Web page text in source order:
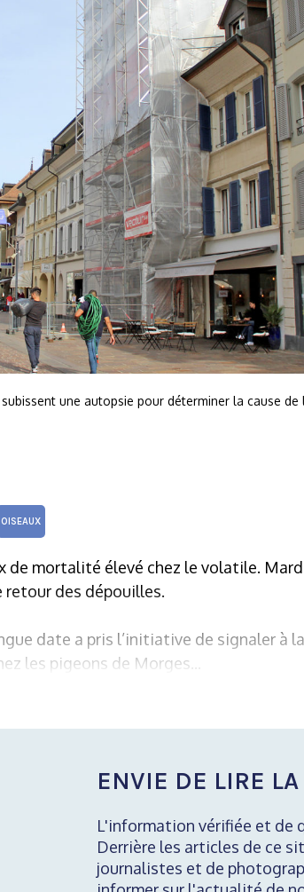
une autopsie pour déterminer la cause de
OISEAUX
de mortalité élevé chez le volatile.
retour des dépouilles.
date a pris l’initiative de signaler à
les pigeons de Morges...
ENVIE DE LIRE
L'information vérifiée et de
Derrière les articles de ce
journalistes et de